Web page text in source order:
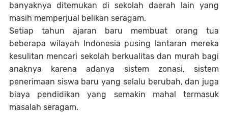
banyaknya ditemukan di sekolah daerah lain yang
masih memperjual belikan seragam.
Setiap tahun ajaran baru membuat orang tua
beberapa wilayah Indonesia pusing lantaran mereka
kesulitan mencari sekolah berkualitas dan murah bagi
anaknya karena adanya sistem zonasi, sistem
penerimaan siswa baru yang selalu berubah, dan juga
biaya pendidikan yang semakin mahal termasuk
masalah seragam.